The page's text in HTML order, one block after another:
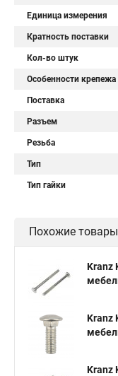
Единица измерения
Кратность поставки
Кол-во штук
Особенности крепежа
Поставка
Разъем
Резьба
Тип
Тип гайки
Похожие товары
Kranz
Kranz
Kranz